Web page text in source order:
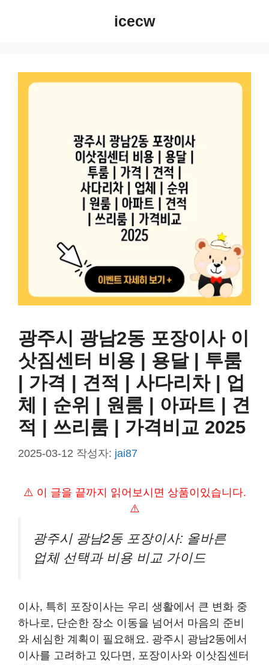
icecw
광주시 광남2동 포장이사 이
삿짐센터 비용 | 용달 | 투룸
| 가격 | 견적 | 사다리차 | 업
체 | 순위 | 원룸 | 아파트 | 견
적 | 쓰리룸 | 가격비교 2025
2025-03-12 작성자: jai87
⚠️ 이 글을 끝까지 읽어보시면 상품이있습니다.
⚠️
광주시 광남2동 포장이사: 올바른
업체 선택과 비용 비교 가이드
이사, 특히 포장이사는 우리 생활에서 큰 변화 중
하나로, 단순한 장소 이동을 넘어서 마음의 준비
와 세심한 계획이 필요해요. 광주시 광남2동에서
이사를 고려하고 있다면, 포장이사와 이삿짐센터